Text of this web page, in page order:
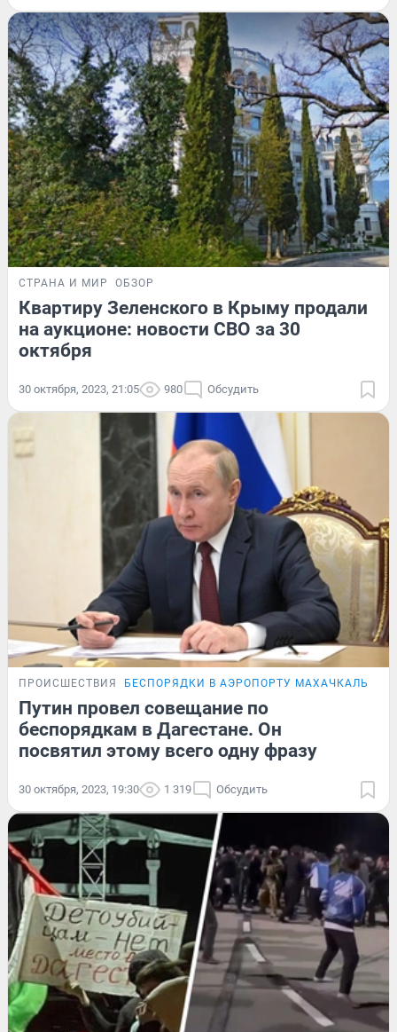
СТРАНА И МИР ОБЗОР
Квартиру Зеленского в Крыму продали
на аукционе: новости СВО за 30
октября
30 октября, 2023, 21:05 980 Обсудить
ПРОИСШЕСТВИЯ БЕСПОРЯДКИ В АЭРОПОРТУ МАХАЧКАЛЫ
Путин провел совещание по
беспорядкам в Дагестане. Он
посвятил этому всего одну фразу
30 октября, 2023, 19:30 1 319 Обсудить